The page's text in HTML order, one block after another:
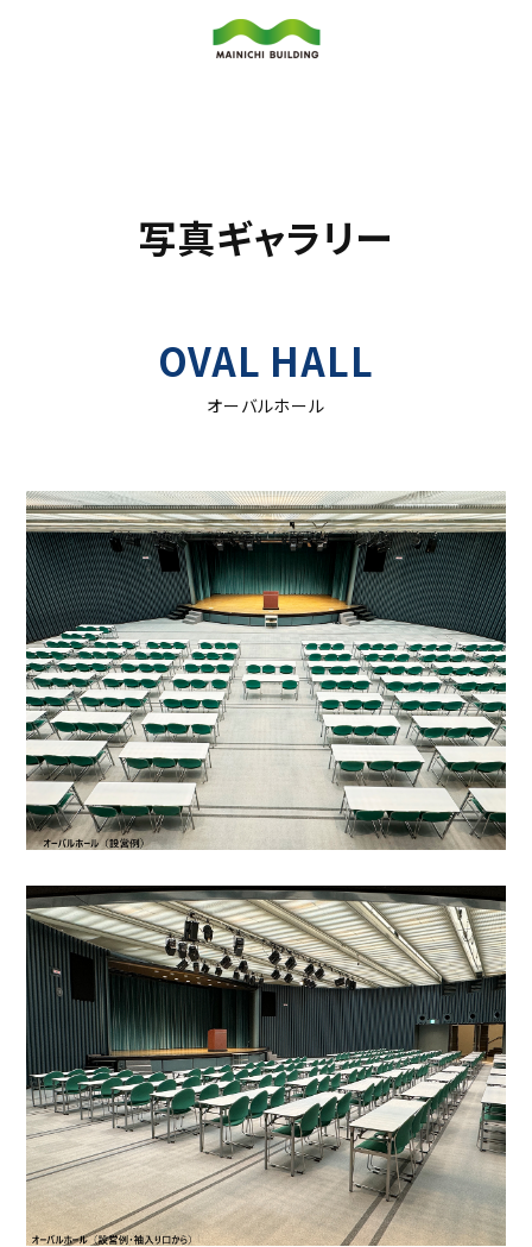
写真ギャラリー
OVAL HALL
オーバルホール